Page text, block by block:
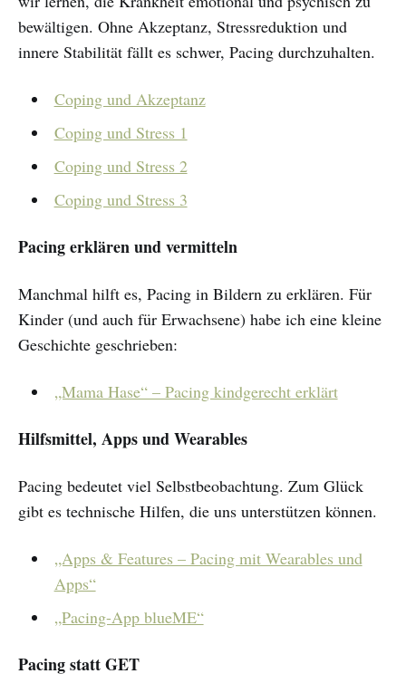
bewältigen. Ohne Akzeptanz, Stressreduktion und
innere Stabilität fällt es schwer, Pacing durchzuhalten.
Coping und Akzeptanz
Coping und Stress 1
Coping und Stress 2
Coping und Stress 3
Pacing erklären und vermitteln
Manchmal hilft es, Pacing in Bildern zu erklären. Für
Kinder (und auch für Erwachsene) habe ich eine kleine
Geschichte geschrieben:
„Mama Hase“ – Pacing kindgerecht erklärt
Hilfsmittel, Apps und Wearables
Pacing bedeutet viel Selbstbeobachtung. Zum Glück
gibt es technische Hilfen, die uns unterstützen können.
„Apps & Features – Pacing mit Wearables und
Apps“
„Pacing-App blueME“
Pacing statt GET